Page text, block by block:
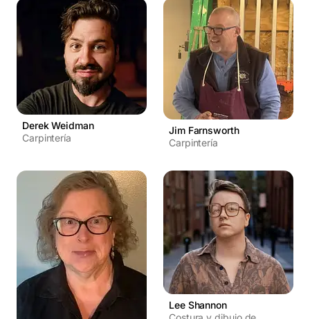
Derek Weidman
Carpintería
Jim Farnsworth
Carpintería
Lee Shannon